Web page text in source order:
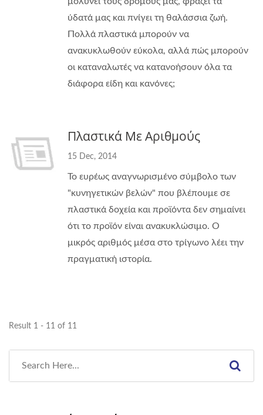
ύδατά μας και πνίγει τη θαλάσσια ζωή.
Πολλά πλαστικά μπορούν να
ανακυκλωθούν εύκολα, αλλά πώς μπορούν
οι καταναλωτές να κατανοήσουν όλα τα
διάφορα είδη και κανόνες;
Πλαστικά Με Αριθμούς
15 Dec, 2014
Το ευρέως αναγνωρισμένο σύμβολο των
"κυνηγετικών βελών" που βλέπουμε σε
πλαστικά δοχεία και προϊόντα δεν σημαίνει
ότι το προϊόν είναι ανακυκλώσιμο. Ο
μικρός αριθμός μέσα στο τρίγωνο λέει την
πραγματική ιστορία.
Result 1 - 11 of 11